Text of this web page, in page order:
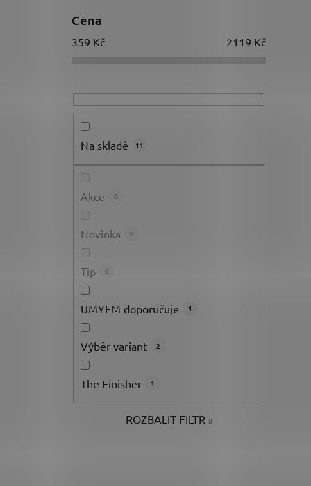
Cena
359 Kč 2119 Kč
Na skladě 11
Akce 0
Novinka 0
Tip 0
UMYEM doporučuje 1
Výběr variant 2
The Finisher 1
ROZBALIT FILTR